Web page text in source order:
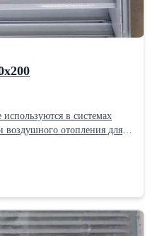
в системах
воздушного отопления для
представляют собой
ламелями и